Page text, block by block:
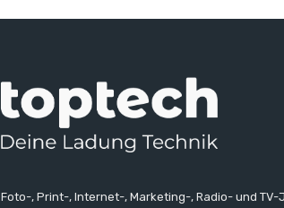
, Print-, Internet-, Marketing-, Radio- und TV-